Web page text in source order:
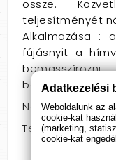
össze.
teljesítményét
Alkalmazása :
fújásnyit a
beszívódjon a
Nem: férfiaknak
Termékcsoport:
Adatkezelési
Weboldalunk az
cookie-kat
(marketing,
cookie-kat